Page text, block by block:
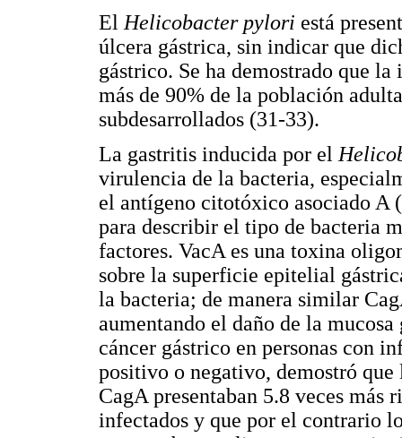
El Helicobacter pylori está
úlcera gástrica, sin indicar que
gástrico. Se ha demostrado que
más de 90% de la población
subdesarrollados (31-33).
La gastritis inducida por el
virulencia de la bacteria,
el antígeno citotóxico asociado A
para describir el tipo de bacteria
factores. VacA es una toxina
sobre la superficie epitelial
la bacteria; de manera similar
aumentando el daño de la
cáncer gástrico en personas con
positivo o negativo, demostró
CagA presentaban 5.8 veces más
infectados y que por el contrario